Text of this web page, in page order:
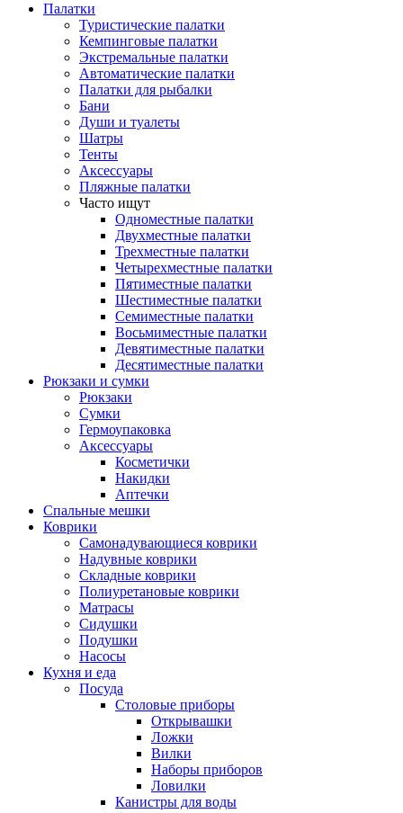
Палатки
Туристические палатки
Кемпинговые палатки
Экстремальные палатки
Автоматические палатки
Палатки для рыбалки
Бани
Души и туалеты
Шатры
Тенты
Аксессуары
Пляжные палатки
Часто ищут
Одноместные палатки
Двухместные палатки
Трехместные палатки
Четырехместные палатки
Пятиместные палатки
Шестиместные палатки
Семиместные палатки
Восьмиместные палатки
Девятиместные палатки
Десятиместные палатки
Рюкзаки и сумки
Рюкзаки
Сумки
Гермоупаковка
Аксессуары
Косметички
Накидки
Аптечки
Спальные мешки
Коврики
Самонадувающиеся коврики
Надувные коврики
Складные коврики
Полиуретановые коврики
Матрасы
Сидушки
Подушки
Насосы
Кухня и еда
Посуда
Столовые приборы
Открывашки
Ложки
Вилки
Наборы приборов
Ловилки
Канистры для воды